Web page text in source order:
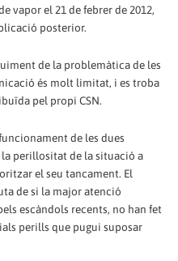
vapor el 21 de febrer de 2012,
posterior.
de la problemàtica de les
és molt limitat, i es troba
pel propi CSN.
de les dues
perillositat de la situació a
el seu tancament. El
de si la major atenció
escàndols recents, no han fet
perills que pugui suposar